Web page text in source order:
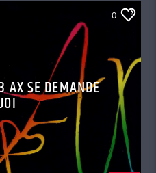
0
SE DEMANDE